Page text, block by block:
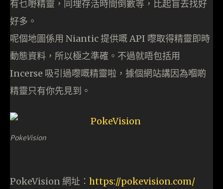
有乜嘢精靈，同埋存活時間倒數等，比起盲去找好
好多。
呢個地圖係用 Niantic 提供嘅 API 嚟取得精靈即時
動態資料，所以極之準確。不過就唔包括用
Incerse 吸引過嚟嘅精靈啦，據個網站講因為嗰啲
精靈只有你先見到。
PokeVision
PokeVision 網址： https://pokevision.com/